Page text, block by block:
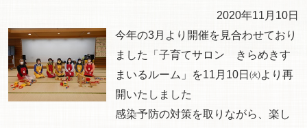
2020年11月10日
今年の3月より開催を見合わせており
ました「子育てサロン きらめきす
まいるルーム」を11月10日㈫より再
開いたしました
感染予防の対策を取りながら、楽し